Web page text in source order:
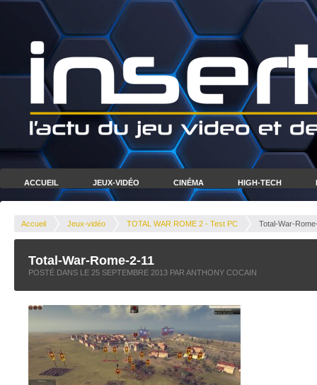
ACCUEIL JEUX-VIDÉO CINÉMA HIGH-TECH
Accueil Jeux-vidéo TOTAL WAR ROME 2 - Test PC Total-War-
Total-War-Rome-2-11
POSTÉ DANS LE 25 SEPTEMBRE 2013 PAR ANTHONY COCAIN